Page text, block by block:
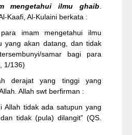
mengetahui ilmu ghaib
Kaafi, Al-Kulaini berkata :
imam mengetahui ilmu
yang akan datang, dan tidak
samar bagi para
1/136)
derajat yang tinggi yang
Allah swt berfirman :
Allah tidak ada satupun yang
tidak (pula) dilangit” (QS.